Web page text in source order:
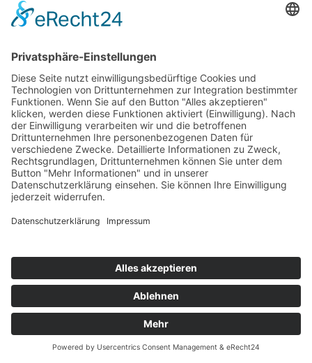
Professionsbegleitendes EP-Studium
Leitfaden zum Studienbeginn
Studiengangsprofil
Denkwerkstatt
Kinderschutz
Lehramt Primarstufe
Anmeldung zum Studium
Leitfaden zum Studienbeginn
Eckdaten zum Studium
Curriculum
Schwerpunkte
Bachelor Primarstufe
Master Primarstufe
Lehramt Sekundarstufe
Eckdaten zum Studium
Lehrveranstaltungen
Leitfaden zum Studienbeginn
Anerkennungen
Lehramt Religion
Studienrichtungen
Unsere Lehrenden
Pädagogisch Praktische Studien